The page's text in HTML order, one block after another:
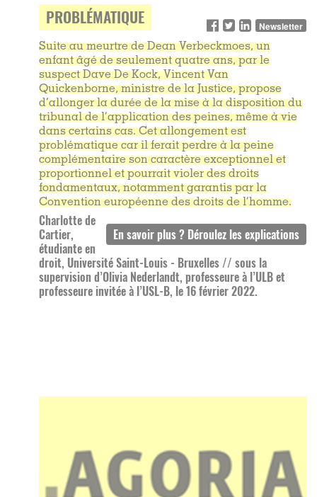
PROBLÉMATIQUE Newsletter
Suite au meurtre de Dean Verbeckmoes, un
enfant âgé de seulement quatre ans, par le
suspect Dave De Kock, Vincent Van
Quickenborne, ministre de la Justice, propose
d’allonger la durée de la mise à la disposition du
tribunal de l’application des peines, même à vie
dans certains cas. Cet allongement est
problématique car il ferait perdre à la peine
complémentaire son caractère exceptionnel et
proportionnel et pourrait violer des droits
fondamentaux, notamment garantis par la
Convention européenne des droits de l’homme.
Charlotte de
Cartier,
étudiante en
droit, Université Saint-Louis - Bruxelles // sous la
supervision d’Olivia Nederlandt, professeure à l’ULB et
professeure invitée à l’USL-B, le 16 février 2022.